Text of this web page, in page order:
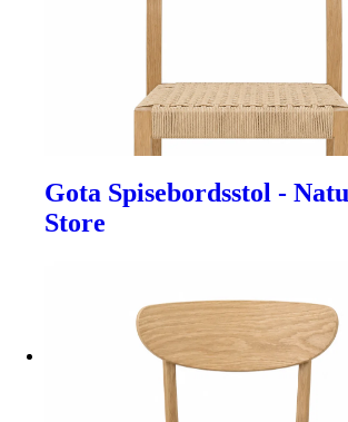
Gota Spisebordsstol -
Store